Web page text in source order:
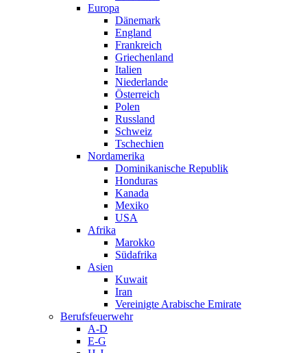
Europa
Dänemark
England
Frankreich
Griechenland
Italien
Niederlande
Österreich
Polen
Russland
Schweiz
Tschechien
Nordamerika
Dominikanische Republik
Honduras
Kanada
Mexiko
USA
Afrika
Marokko
Südafrika
Asien
Kuwait
Iran
Vereinigte Arabische Emirate
Berufsfeuerwehr
A-D
E-G